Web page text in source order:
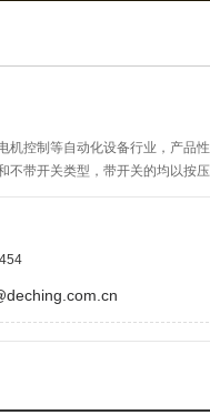
机控制等自动化设备行业，产品
不带开关类型，带开关的均以按
按压触感佳，轴心晃动极小，旋